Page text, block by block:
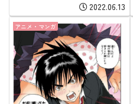
2022.06.13
アニメ・マンガ